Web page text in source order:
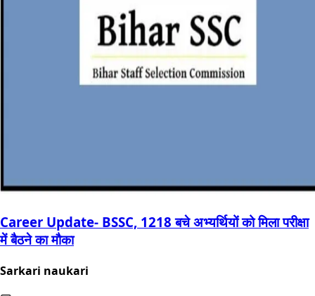
Career Update- BSSC, 1218 बचे अभ्यर्थियों को मिला परीक्षा
में बैठने का मौका
Sarkari naukari